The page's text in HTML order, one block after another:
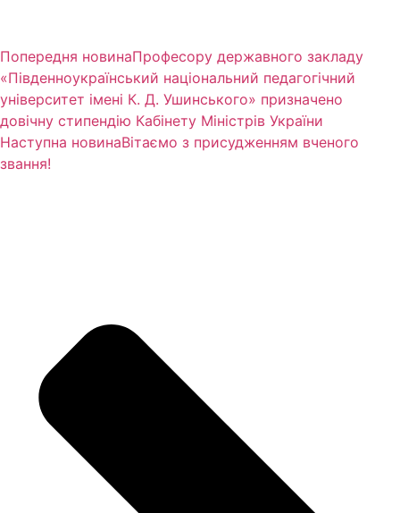
Попередня новинаПрофесору державного закладу
«Південноукраїнський національний педагогічний
університет імені К. Д. Ушинського» призначено
довічну стипендію Кабінету Міністрів України
Наступна новинаВітаємо з присудженням вченого
звання!